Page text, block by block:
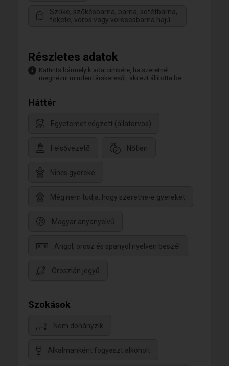
Szőke, szőkésbarna, barna, sötétbarna,
fekete, vörös vagy vörösesbarna hajú
Részletes adatok
Kattints bármelyik adatcímkére, ha szeretnél
megnézni minden társkeresőt, aki ezt állította be.
Háttér
Egyetemet végzett (állatorvos)
Felsővezető Nőtlen
Nincs gyereke
Még nem tudja, hogy szeretne-e gyereket
Magyar anyanyelvű
Angol, orosz és spanyol nyelven beszél
Oroszlán jegyű
Szokások
Nem dohányzik
Alkalmanként fogyaszt alkoholt